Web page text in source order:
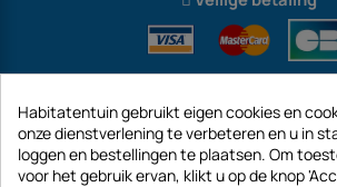
Habitatentuin gebruikt eigen cookies en
onze dienstverlening te verbeteren en u in
loggen en bestellingen te plaatsen. Om
voor het gebruik ervan, klikt u op de knop